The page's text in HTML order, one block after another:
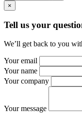
×
Tell us your
We’ll get back to you
Your email
Your name
Your company
Your message